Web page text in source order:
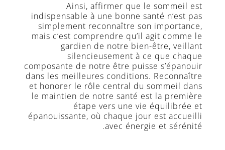
Ainsi, affirmer que le sommeil est
indispensable à une bonne santé n’est pas
simplement reconnaître son importance,
mais c’est comprendre qu’il agit comme le
gardien de notre bien-être, veillant
silencieusement à ce que chaque
composante de notre être puisse s’épanouir
dans les meilleures conditions. Reconnaître
et honorer le rôle central du sommeil dans
le maintien de notre santé est la première
étape vers une vie équilibrée et
épanouissante, où chaque jour est accueilli
avec énergie et sérénité.